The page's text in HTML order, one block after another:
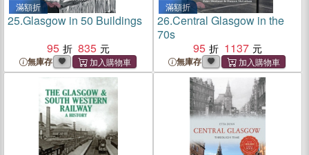
滿額折
25.Glasgow in 50 Buildings
95
835
無庫存
滿額折
26.Central Glasgow in the
70s
95
1137
無庫存